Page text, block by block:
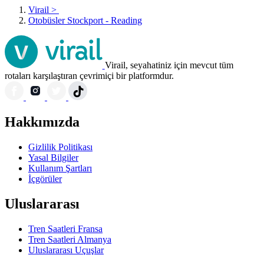
Virail >
Otobüsler Stockport - Reading
Virail, seyahatiniz için mevcut tüm
rotaları karşılaştıran çevrimiçi bir platformdur.
Hakkımızda
Gizlilik Politikası
Yasal Bilgiler
Kullanım Şartları
İçgörüler
Uluslararası
Tren Saatleri Fransa
Tren Saatleri Almanya
Uluslararası Uçuşlar